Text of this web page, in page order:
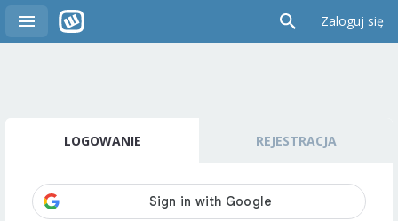
Zaloguj się
LOGOWANIE REJESTRACJA